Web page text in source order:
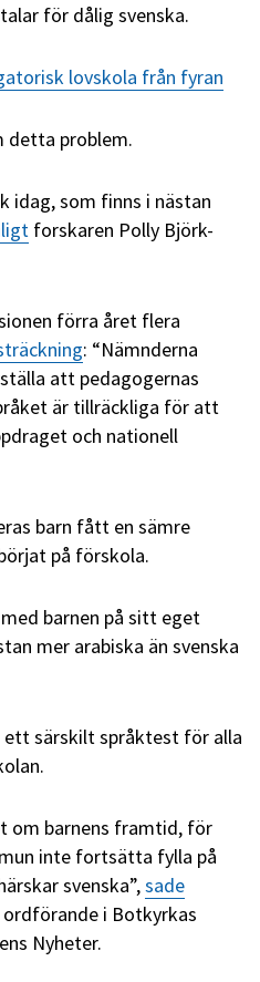
för dålig svenska.
lovskola från fyran
detta problem.
idag, som finns i nästan
forskaren Polly Björk-
förra året flera
: “Nämnderna
att pedagogernas
är tillräckliga för att
och nationell
barn fått en sämre
på förskola.
barnen på sitt eget
mer arabiska än svenska
särskilt språktest för alla
om barnens framtid, för
inte fortsätta fylla på
svenska”,sade
ordförande i Botkyrkas
Nyheter.